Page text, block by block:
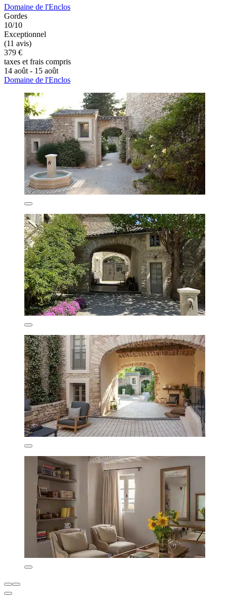
Domaine de l'Enclos
Gordes
10/10
Exceptionnel
(11 avis)
379 €
taxes et frais compris
14 août - 15 août
Domaine de l'Enclos